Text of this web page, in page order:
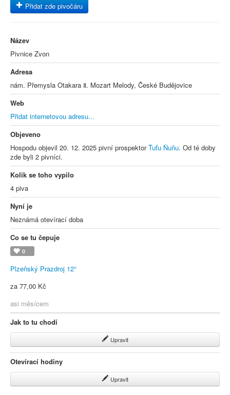
Přidat zde pivočáru
Název
Pivnice Zvon
Adresa
nám. Přemysla Otakara Ⅱ. Mozart Melody, České Budějovice
Web
Přidat internetovou adresu...
Objeveno
Hospodu objevil 20. 12. 2025 pivní prospektorŤuťu Ňuňu. Od té doby
zde byli 2 pivníci.
Kolik se toho vypilo
4 piva
Nyní je
Neznámá otevírací doba
Co se tu čepuje
0
Plzeňský Prazdroj 12°
za 77,00 Kč
asi měsícem
Jak to tu chodí
Upravit
Otevírací hodiny
Upravit